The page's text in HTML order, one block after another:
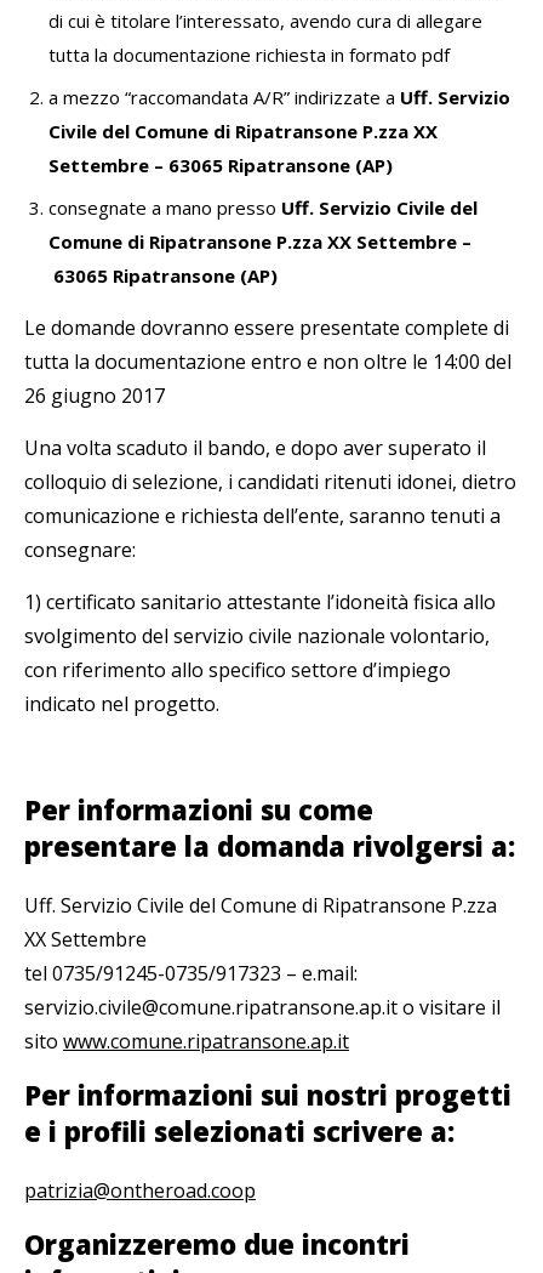
di cui è titolare l’interessato, avendo cura di allegare
tutta la documentazione richiesta in formato pdf
a mezzo “raccomandata A/R” indirizzate a Uff. Servizio
Civile del Comune di Ripatransone P.zza XX
Settembre – 63065 Ripatransone (AP)
consegnate a mano presso Uff. Servizio Civile del
Comune di Ripatransone P.zza XX Settembre –
63065 Ripatransone (AP)
Le domande dovranno essere presentate complete di
tutta la documentazione entro e non oltre le 14:00 del
26 giugno 2017
Una volta scaduto il bando, e dopo aver superato il
colloquio di selezione, i candidati ritenuti idonei, dietro
comunicazione e richiesta dell’ente, saranno tenuti a
consegnare:
1) certificato sanitario attestante l’idoneità fisica allo
svolgimento del servizio civile nazionale volontario,
con riferimento allo specifico settore d’impiego
indicato nel progetto.
Per informazioni su come
presentare la domanda rivolgersi a:
Uff. Servizio Civile del Comune di Ripatransone P.zza
XX Settembre
tel 0735/91245-0735/917323 – e.mail:
servizio.civile@comune.ripatransone.ap.it o visitare il
sito www.comune.ripatransone.ap.it
Per informazioni sui nostri progetti
e i profili selezionati scrivere a:
patrizia@ontheroad.coop
Organizzeremo due incontri